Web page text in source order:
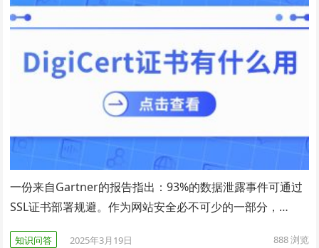
一份来自Gartner的报告指出：93%的数据泄露事件可通过
SSL证书部署规避。作为网站安全必不可少的一部分，…
知识问答 2025年3月19日 888浏览